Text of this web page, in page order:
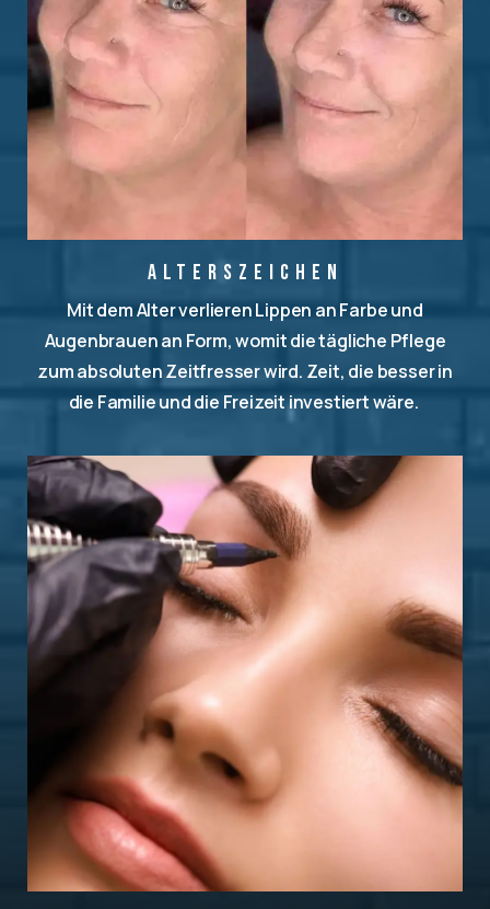
Alterszeichen
Mit dem Alter verlieren Lippen an Farbe und
Augenbrauen an Form, womit die tägliche Pflege
zum absoluten Zeitfresser wird. Zeit, die besser in
die Familie und die Freizeit investiert wäre.